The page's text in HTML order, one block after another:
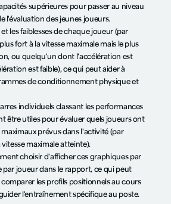
supérieures pour passer au niveau
l'évaluation des jeunes joueurs.
et les faiblesses de chaque joueur (par
fort à la vitesse maximale mais le plus
ou quelqu'un dont l'accélération est
est faible), ce qui peut aider à
de conditionnement physique et
individuels classant les performances
être utiles pour évaluer quels joueurs ont
prévus dans l'activité (par
vitesse maximale atteinte).
choisir d'afficher ces graphiques par
joueur dans le rapport, ce qui peut
les profils positionnels au cours
l'entraînement spécifique au poste.